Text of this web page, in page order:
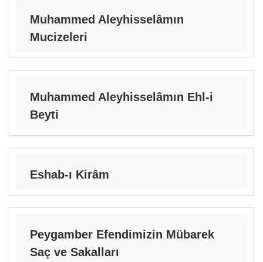
Muhammed Aleyhisselâmın
Mucizeleri
Muhammed Aleyhisselâmın Ehl-i
Beyti
Eshab-ı Kirâm
Peygamber Efendimizin Mübarek
Saç ve Sakalları